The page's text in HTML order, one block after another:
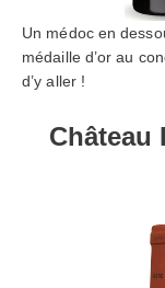
Un médoc en
médaille d’or au
d’y aller !
Château